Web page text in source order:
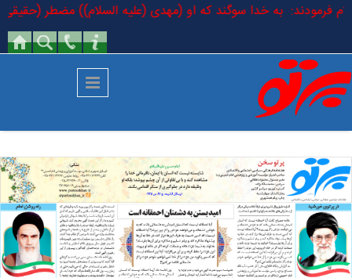
رفتن به محتوای اصلی
فرمودند: به خدا سوگند که او (مهدی (علیه السلام)) مضطر